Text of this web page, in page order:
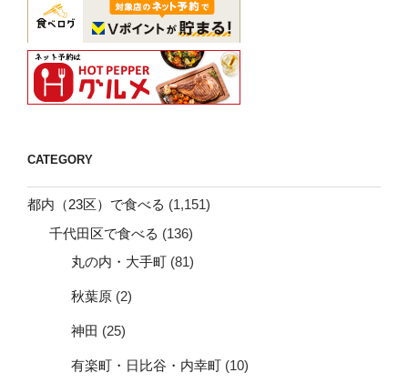
CATEGORY
都内（23区）で食べる (1,151)
千代田区で食べる (136)
丸の内・大手町 (81)
秋葉原 (2)
神田 (25)
有楽町・日比谷・内幸町 (10)